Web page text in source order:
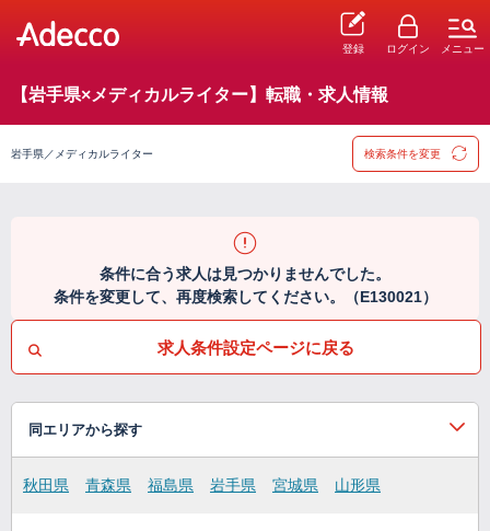
登録 ログイン メニュー
【岩手県×メディカルライター】転職・求人情報
岩手県／メディカルライター 検索条件を変更
条件に合う求人は見つかりませんでした。
条件を変更して、再度検索してください。（E130021）
求人条件設定ページに戻る
同エリアから探す
秋田県 青森県 福島県 岩手県 宮城県 山形県